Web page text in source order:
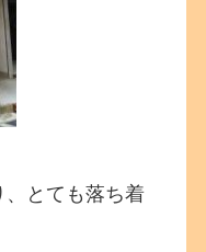
とても落ち着